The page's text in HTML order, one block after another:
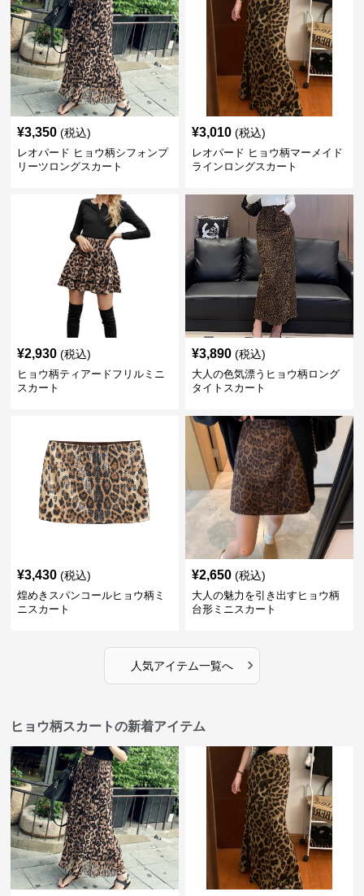
¥3,350 (税込)
レオパード ヒョウ柄シフォンプ
リーツロングスカート
¥3,010 (税込)
レオパード ヒョウ柄マーメイド
ラインロングスカート
¥2,930 (税込)
ヒョウ柄ティアードフリルミニ
スカート
¥3,890 (税込)
大人の色気漂うヒョウ柄ロング
タイトスカート
¥3,430 (税込)
煌めきスパンコールヒョウ柄ミ
ニスカート
¥2,650 (税込)
大人の魅力を引き出すヒョウ柄
台形ミニスカート
人気アイテム一覧へ ›
ヒョウ柄スカートの新着アイテム